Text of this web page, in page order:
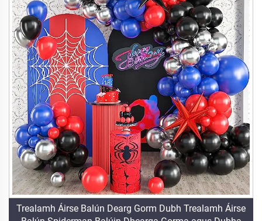
Trealamh Áirse Balún Dearg Gorm Dubh Trealamh Áirse